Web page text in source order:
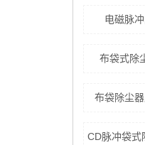
电磁脉
布袋式除
布袋除尘
CD脉冲袋式